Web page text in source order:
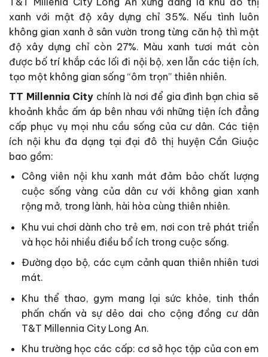
xanh với mật độ xây dựng chỉ 35%. Nếu tình luôn
không gian xanh ở sân vườn trong từng căn hộ thì mật
độ xây dựng chỉ còn 27%. Màu xanh tươi mát còn
được bố trí khắp các lối đi nội bộ, xen lẫn các tiện ích,
tạo một không gian sống “ôm trọn” thiên nhiên.
TT Millennia City chính là nơi để gia đình bạn chia sẽ
khoảnh khắc ấm áp bên nhau với những tiện ích đẳng
cấp phục vụ mọi nhu cầu sống của cư dân. Các tiện
ích nội khu đa dạng tại đại đô thị huyện Cần Giuộc
bao gồm:
Công viên nội khu xanh mát đảm bảo chất lượng
cuộc sống vàng của dân cư với không gian xanh
rộng mở, trong lành, hài hòa cùng thiên nhiên.
Khu vui chơi dành cho trẻ em, nơi con trẻ phát triển
và học hỏi nhiều điều bổ ích trong cuộc sống.
Đường dạo bộ, các cụm cảnh quan thiên nhiên tươi
mát.
Khu thể thao, gym mang lại sức khỏe, tinh thần
phấn chấn và sự dẻo dai cho cộng đồng cư dân
T&T Millennia City Long An.
Khu trường học các cấp: cơ sở học tập của con em